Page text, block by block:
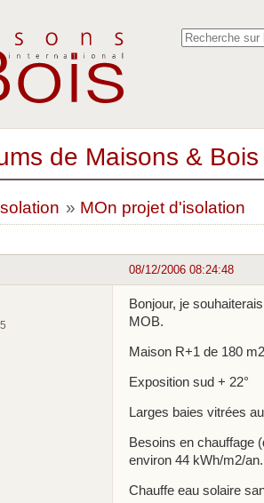
de Maisons &
» MOn projet d'isolation
08/12/2006 08:24:48
Bonjour, je
MOB.
Maison R+1 de 180 m2
Exposition sud + 22°
Larges baies vitrées
Besoins en chauffage
environ 44 kWh/m2/an.
Chauffe eau solaire